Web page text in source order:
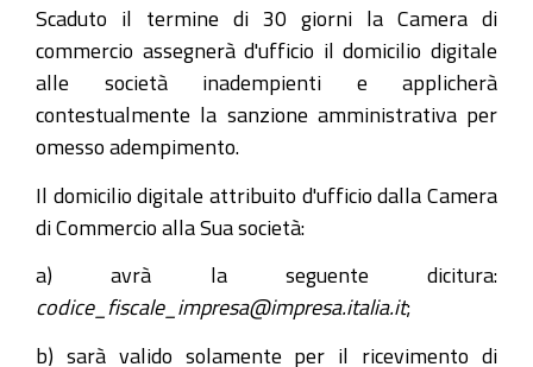
Scaduto il termine di 30 giorni la Camera di
commercio assegnerà d'ufficio il domicilio digitale
alle società inadempienti e applicherà
contestualmente la sanzione amministrativa per
omesso adempimento.
Il domicilio digitale attribuito d'ufficio dalla Camera
di Commercio alla Sua società:
a) avrà la seguente dicitura:
codice_fiscale_impresa@impresa.italia.it;
b) sarà valido solamente per il ricevimento di